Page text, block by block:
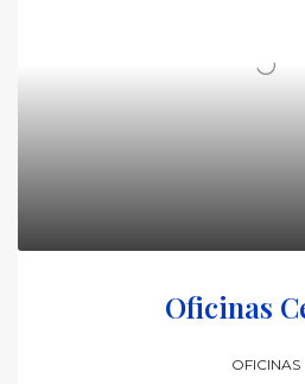
Oficinas
OFICINAS